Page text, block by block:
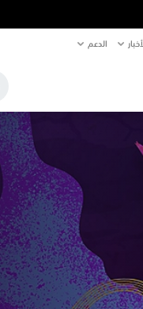
الدعم